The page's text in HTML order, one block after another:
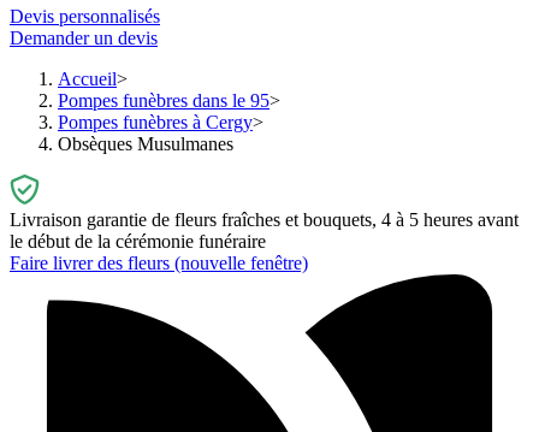
Devis personnalisés
Demander un devis
Accueil
Pompes funèbres dans le 95
Pompes funèbres à Cergy
Obsèques Musulmanes
Livraison garantie de fleurs fraîches et bouquets, 4 à 5 heures avant
le début de la cérémonie funéraire
Faire livrer des fleurs (nouvelle fenêtre)